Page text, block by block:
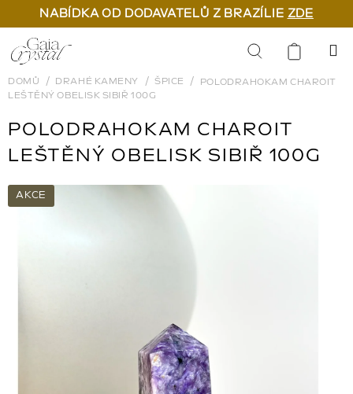
NABÍDKA OD DODAVATELŮ Z BRAZÍLIE ZDE
Přejít
na
obsah
Hledat
DOMŮ DRAHÉ KAMENY ŠPICE
POLODRAHOKAM CHAROIT
LEŠTĚNÝ OBELISK SIBIŘ 100G
POLODRAHOKAM CHAROIT
LEŠTĚNÝ OBELISK SIBIŘ 100G
AKCE